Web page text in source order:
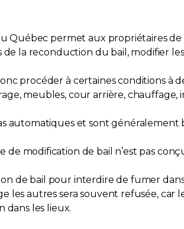
Québec permet aux propriétaires
de la reconduction du bail, modifier
procéder à certaines conditions à
meubles, cour arrière,
automatiques et sont généralement
de modification de bail n’est pas
de bail pour interdire de fumer
les autres sera souvent refusée,
dans les lieux.